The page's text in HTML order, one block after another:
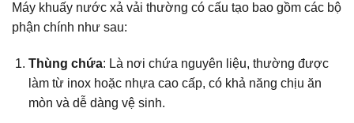
Máy khuấy nước xả vải thường có cấu tạo bao gồm các bộ
phận chính như sau:
Thùng chứa: Là nơi chứa nguyên liệu, thường được
làm từ inox hoặc nhựa cao cấp, có khả năng chịu ăn
mòn và dễ dàng vệ sinh.